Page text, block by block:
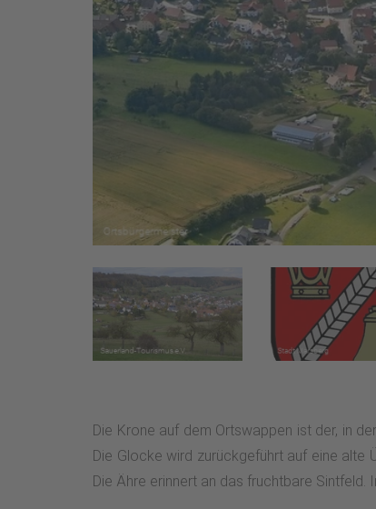
Die Krone auf dem Ortswappen ist der, in
Die Glocke wird zurückgeführt auf eine alte
Die Ähre erinnert an das fruchtbare